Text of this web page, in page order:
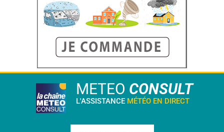
METEO CONSULT
L'ASSISTANCE MÉTÉO EN DIRECT